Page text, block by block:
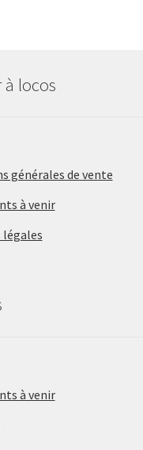
à locos
générales de vente
à venir
à venir